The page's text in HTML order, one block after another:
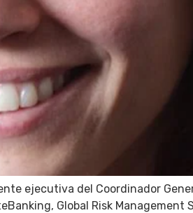
ejecutiva del Coordinador
Global Risk